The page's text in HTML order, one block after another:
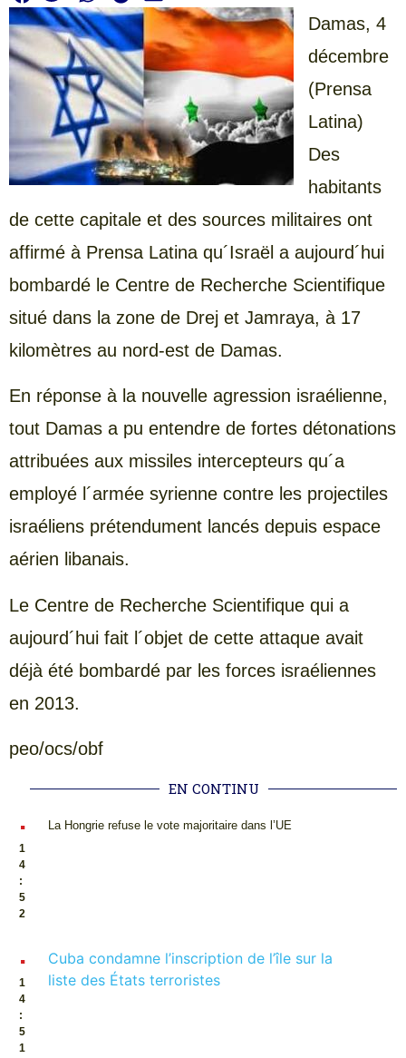
Damas, 4
décembre
(Prensa
Latina)
Des
habitants
de cette capitale et des sources militaires ont
affirmé à Prensa Latina qu´Israël a aujourd´hui
bombardé le Centre de Recherche Scientifique
situé dans la zone de Drej et Jamraya, à 17
kilomètres au nord-est de Damas.
En réponse à la nouvelle agression israélienne,
tout Damas a pu entendre de fortes détonations
attribuées aux missiles intercepteurs qu´a
employé l´armée syrienne contre les projectiles
israéliens prétendument lancés depuis espace
aérien libanais.
Le Centre de Recherche Scientifique qui a
aujourd´hui fait l´objet de cette attaque avait
déjà été bombardé par les forces israéliennes
en 2013.
peo/ocs/obf
EN CONTINU
.
1
4
:
5
2
La Hongrie refuse le vote majoritaire dans l’UE
.
1
4
:
5
1
Cuba condamne l’inscription de l’île sur la
liste des États terroristes